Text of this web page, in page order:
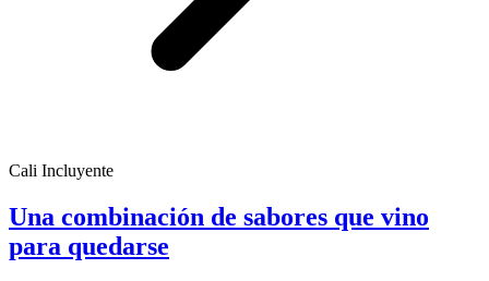
Cali Incluyente
Una combinación de sabores que vino
para quedarse